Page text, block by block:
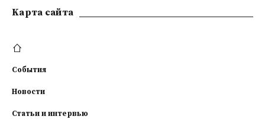
Kарта сайта
События
Новости
Статьи и интервью